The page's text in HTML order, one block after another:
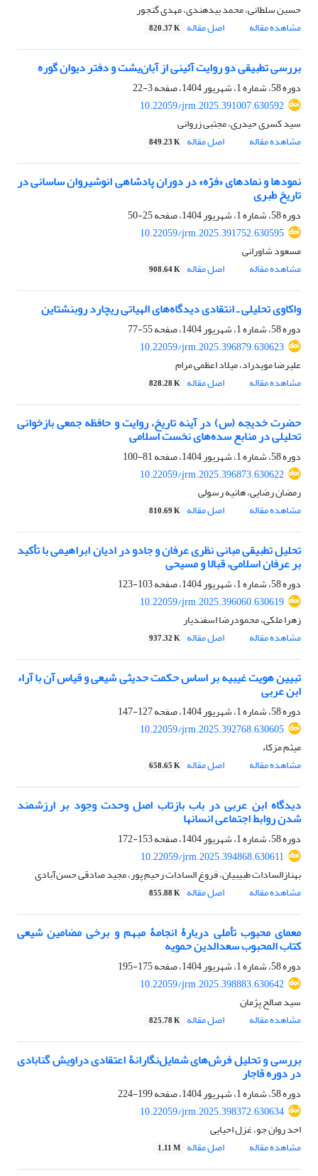
حسین سلطانی، محمد بیدهندی، مهدی گنجور
مشاهده مقاله
اصل مقاله 820.37 K
بررسی تطبیقی دو روایت آئینی از آبان‌یشت و دفتر دیوان گوره‏
دوره 58، شماره 1، شهریور 1404، صفحه
3-22
10.22059/jrm.2025.391007.630592
سید کسری حیدری، مجتبی زروانی
مشاهده مقاله
اصل مقاله 849.23 K
نمودها و نمادهای «فرّه» در دوران پادشاهی انوشیروان ساسانی در
تاریخ طبری‏
دوره 58، شماره 1، شهریور 1404، صفحه
25-50
10.22059/jrm.2025.391752.630595
مسعود شاورانی
مشاهده مقاله
اصل مقاله 908.64 K
واکاوی تحلیلی ـ انتقادی دیدگاه‌های الهیاتی ریچارد روبنشتاین‏
دوره 58، شماره 1، شهریور 1404، صفحه
55-77
10.22059/jrm.2025.396879.630623
علیرضا مویدراد، میلاد اعظمی مرام
مشاهده مقاله
اصل مقاله 828.28 K
حضرت خدیجه (س) در آینه تاریخ، روایت و حافظه جمعی‏ بازخوانی
تحلیلی در منابع سده‌های نخست اسلامی
دوره 58، شماره 1، شهریور 1404، صفحه
81-100
10.22059/jrm.2025.396873.630622
رمضان رضایی، هانیه رسولی
مشاهده مقاله
اصل مقاله 810.69 K
تحلیل تطبیقی مبانی نظری عرفان و جادو در ادیان ابراهیمی‏ با تأکید
بر عرفان اسلامی، قبالا و مسیحی
دوره 58، شماره 1، شهریور 1404، صفحه
103-123
10.22059/jrm.2025.396060.630619
زهرا ملکی، محمودرضا اسفندیار
مشاهده مقاله
اصل مقاله 937.32 K
تبیین هویت غیبیه بر اساس حکمت حدیثی شیعی و قیاس آن با آراء
ابن عربی‏
دوره 58، شماره 1، شهریور 1404، صفحه
127-147
10.22059/jrm.2025.392768.630605
میثم مزکاء
مشاهده مقاله
اصل مقاله 658.65 K
دیدگاه ابن عربی در باب بازتاب اصل وحدت وجود بر ارزشمند
شدن روابط اجتماعی انسانها‏
دوره 58، شماره 1، شهریور 1404، صفحه
153-172
10.22059/jrm.2025.394868.630611
بهنازالسادات طبیبیان، فروغ السادات رحیم پور، مجید صادقی حسن‌آبادی
مشاهده مقاله
اصل مقاله 855.88 K
معمای محبوب‏ تأملی دربارۀ انجامۀ مبهم و برخی مضامین شیعی
کتاب المحبوب سعدالدین حمویه
دوره 58، شماره 1، شهریور 1404، صفحه
175-195
10.22059/jrm.2025.398883.630642
سید صالح پژمان
مشاهده مقاله
اصل مقاله 825.78 K
بررسی و تحلیل فرش‌های شمایل‌نگارانۀ اعتقادی دراویش گنابادی
در دوره قاجار‏
دوره 58، شماره 1، شهریور 1404، صفحه
199-224
10.22059/jrm.2025.398372.630634
احد روان جو، غزل احیایی
مشاهده مقاله
اصل مقاله 1.11 M